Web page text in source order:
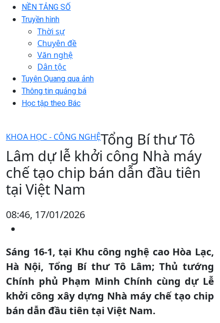
NỀN TẢNG SỐ
Truyền hình
Thời sự
Chuyên đề
Văn nghệ
Dân tộc
Tuyên Quang qua ảnh
Thông tin quảng bá
Học tập theo Bác
KHOA HỌC - CÔNG NGHỆTổng Bí thư Tô
Lâm dự lễ khởi công Nhà máy
chế tạo chip bán dẫn đầu tiên
tại Việt Nam
08:46, 17/01/2026
Sáng 16-1, tại Khu công nghệ cao Hòa Lạc,
Hà Nội, Tổng Bí thư Tô Lâm; Thủ tướng
Chính phủ Phạm Minh Chính cùng dự Lễ
khởi công xây dựng Nhà máy chế tạo chip
bán dẫn đầu tiên tại Việt Nam.